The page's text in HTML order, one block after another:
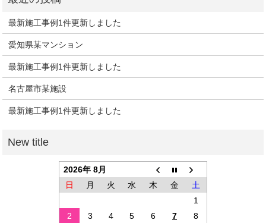
最新施工事例1件更新しました
愛知県某マンション
最新施工事例1件更新しました
名古屋市某施設
最新施工事例1件更新しました
2026年 8月
日
月 火 水 木 金
土
1
2
3 4 5 6 7
8